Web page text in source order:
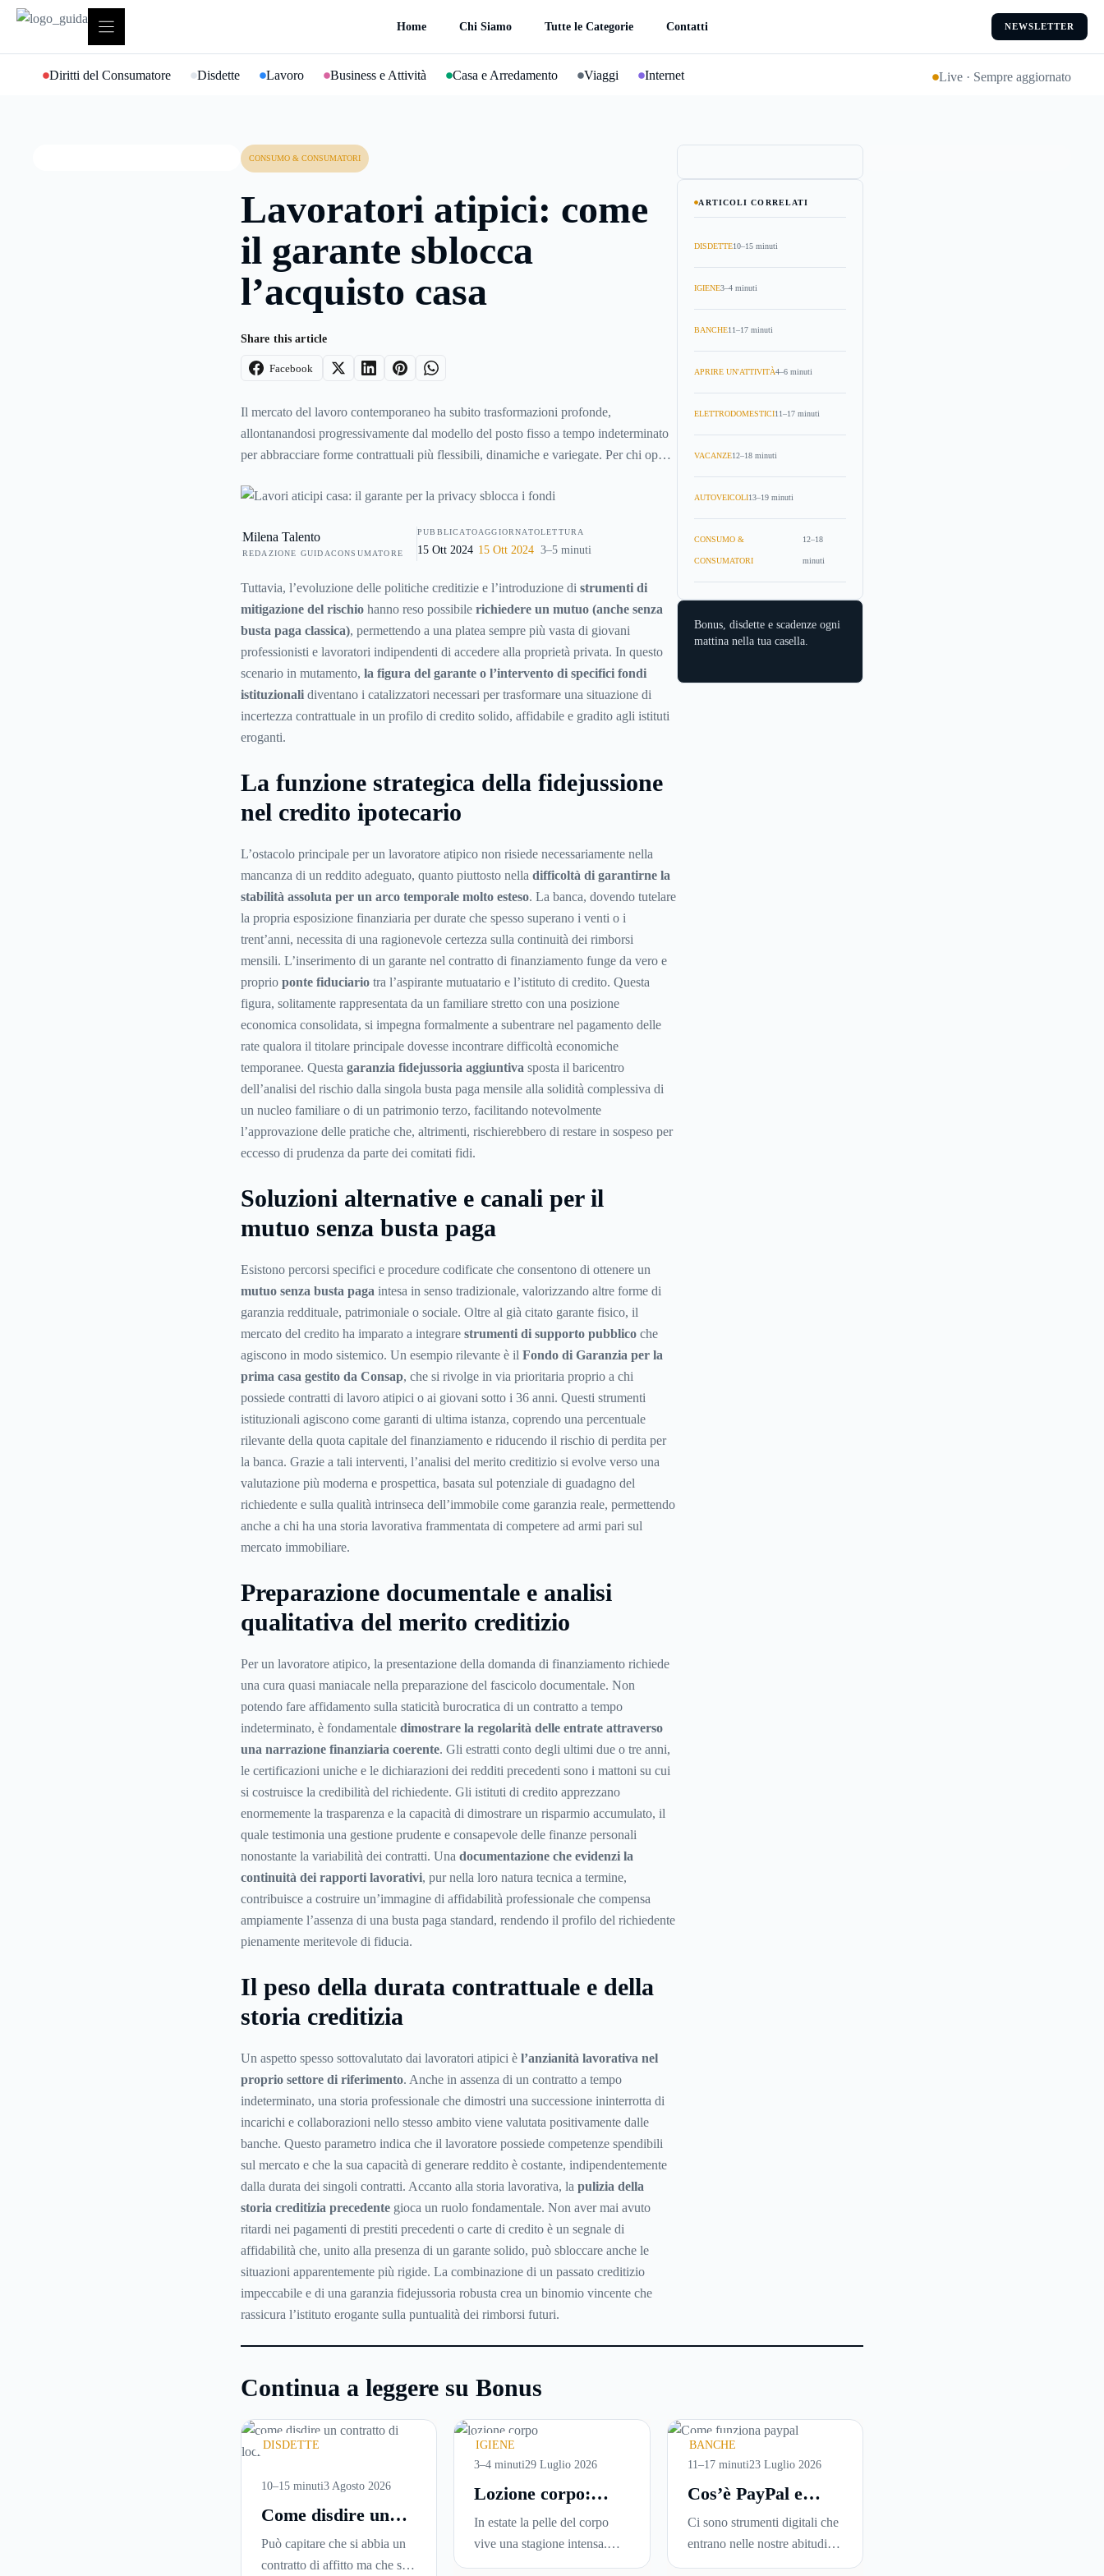
contenuto
Home Chi Siamo Tutte le Categorie Contatti NEWSLETTER
Diritti del Consumatore Disdette Lavoro Business e Attività Casa e Arredamento Viaggi Internet Live · Sempre aggiornato
CONSUMO & CONSUMATORI
Lavoratori atipici: come
il garante sblocca
l’acquisto casa
Share this article
Facebook
Il mercato del lavoro contemporaneo ha subito trasformazioni profonde,
allontanandosi progressivamente dal modello del posto fisso a tempo indeterminato
per abbracciare forme contrattuali più flessibili, dinamiche e variegate. Per chi opera
altre forme di impiego non standard, la pianificazione di un investimento
natura talvolta discontinua dei flussi reddituali.
Milena Talento
REDAZIONE GUIDACONSUMATORE
PUBBLICATO
15 Ott 2024
AGGIORNATO
15 Ott 2024
LETTURA
3–5 minuti
Tuttavia, l’evoluzione delle politiche creditizie e l’introduzione di strumenti di
mitigazione del rischiohanno reso possibile richiedere un mutuo (anche senza
busta paga classica), permettendo a una platea sempre più vasta di giovani
professionisti e lavoratori indipendenti di accedere alla proprietà privata. In questo
scenario in mutamento, la figura del garante o l’intervento di specifici fondi
istituzionalidiventano i catalizzatori necessari per trasformare una situazione di
incertezza contrattuale in un profilo di credito solido, affidabile e gradito agli istituti
eroganti.
La funzione strategica della fidejussione
nel credito ipotecario
L’ostacolo principale per un lavoratore atipico non risiede necessariamente nella
mancanza di un reddito adeguato, quanto piuttosto nella difficoltà di garantirne la
stabilità assoluta per un arco temporale molto esteso. La banca, dovendo tutelare
la propria esposizione finanziaria per durate che spesso superano i venti o i
trent’anni, necessita di una ragionevole certezza sulla continuità dei rimborsi
mensili. L’inserimento di un garante nel contratto di finanziamento funge da vero e
proprio ponte fiduciariotra l’aspirante mutuatario e l’istituto di credito. Questa
figura, solitamente rappresentata da un familiare stretto con una posizione
economica consolidata, si impegna formalmente a subentrare nel pagamento delle
rate qualora il titolare principale dovesse incontrare difficoltà economiche
temporanee. Questa garanzia fidejussoria aggiuntiva sposta il baricentro
dell’analisi del rischio dalla singola busta paga mensile alla solidità complessiva di
un nucleo familiare o di un patrimonio terzo, facilitando notevolmente
l’approvazione delle pratiche che, altrimenti, rischierebbero di restare in sospeso per
eccesso di prudenza da parte dei comitati fidi.
Soluzioni alternative e canali per il
mutuo senza busta paga
Esistono percorsi specifici e procedure codificate che consentono di ottenere un
mutuo senza busta paga intesa in senso tradizionale, valorizzando altre forme di
garanzia reddituale, patrimoniale o sociale. Oltre al già citato garante fisico, il
mercato del credito ha imparato a integrare strumenti di supporto pubblico che
agiscono in modo sistemico. Un esempio rilevante è il Fondo di Garanzia per la
prima casa gestito da Consap, che si rivolge in via prioritaria proprio a chi
possiede contratti di lavoro atipici o ai giovani sotto i 36 anni. Questi strumenti
istituzionali agiscono come garanti di ultima istanza, coprendo una percentuale
rilevante della quota capitale del finanziamento e riducendo il rischio di perdita per
la banca. Grazie a tali interventi, l’analisi del merito creditizio si evolve verso una
valutazione più moderna e prospettica, basata sul potenziale di guadagno del
richiedente e sulla qualità intrinseca dell’immobile come garanzia reale, permettendo
anche a chi ha una storia lavorativa frammentata di competere ad armi pari sul
mercato immobiliare.
Preparazione documentale e analisi
qualitativa del merito creditizio
Per un lavoratore atipico, la presentazione della domanda di finanziamento richiede
una cura quasi maniacale nella preparazione del fascicolo documentale. Non
potendo fare affidamento sulla staticità burocratica di un contratto a tempo
indeterminato, è fondamentale dimostrare la regolarità delle entrate attraverso
una narrazione finanziaria coerente. Gli estratti conto degli ultimi due o tre anni,
le certificazioni uniche e le dichiarazioni dei redditi precedenti sono i mattoni su cui
si costruisce la credibilità del richiedente. Gli istituti di credito apprezzano
enormemente la trasparenza e la capacità di dimostrare un risparmio accumulato, il
quale testimonia una gestione prudente e consapevole delle finanze personali
nonostante la variabilità dei contratti. Una documentazione che evidenzi la
continuità dei rapporti lavorativi, pur nella loro natura tecnica a termine,
contribuisce a costruire un’immagine di affidabilità professionale che compensa
ampiamente l’assenza di una busta paga standard, rendendo il profilo del richiedente
pienamente meritevole di fiducia.
Il peso della durata contrattuale e della
storia creditizia
Un aspetto spesso sottovalutato dai lavoratori atipici è l’anzianità lavorativa nel
proprio settore di riferimento. Anche in assenza di un contratto a tempo
indeterminato, una storia professionale che dimostri una successione ininterrotta di
incarichi e collaborazioni nello stesso ambito viene valutata positivamente dalle
banche. Questo parametro indica che il lavoratore possiede competenze spendibili
sul mercato e che la sua capacità di generare reddito è costante, indipendentemente
dalla durata dei singoli contratti. Accanto alla storia lavorativa, la pulizia della
storia creditizia precedentegioca un ruolo fondamentale. Non aver mai avuto
ritardi nei pagamenti di prestiti precedenti o carte di credito è un segnale di
affidabilità che, unito alla presenza di un garante solido, può sbloccare anche le
situazioni apparentemente più rigide. La combinazione di un passato creditizio
impeccabile e di una garanzia fidejussoria robusta crea un binomio vincente che
rassicura l’istituto erogante sulla puntualità dei rimborsi futuri.
ARTICOLI CORRELATI
DISDETTE10–15 minuti
IGIENE3–4 minuti
BANCHE11–17 minuti
APRIRE UN'ATTIVITÀ4–6 minuti
ELETTRODOMESTICI11–17 minuti
VACANZE12–18 minuti
AUTOVEICOLI13–19 minuti
CONSUMO &
CONSUMATORI
12–18
minuti
Bonus, disdette e scadenze ogni
mattina nella tua casella.
Continua a leggere su Bonus
DISDETTE
10–15 minuti3 Agosto 2026
Come disdire un
contratto di
locazione in modo
Può capitare che si abbia un
contratto di affitto ma che si
IGIENE
3–4 minuti29 Luglio 2026
Lozione corpo:
perché è la scelta
ideale per idratare
la pelle in estate
In estate la pelle del corpo
vive una stagione intensa.
Sole, sudore, mare, piscina,
BANCHE
11–17 minuti23 Luglio 2026
Cos’è PayPal e
come funziona: la
guida completa
aggiornata per
Ci sono strumenti digitali che
entrano nelle nostre abitudini
talmente in profondità da